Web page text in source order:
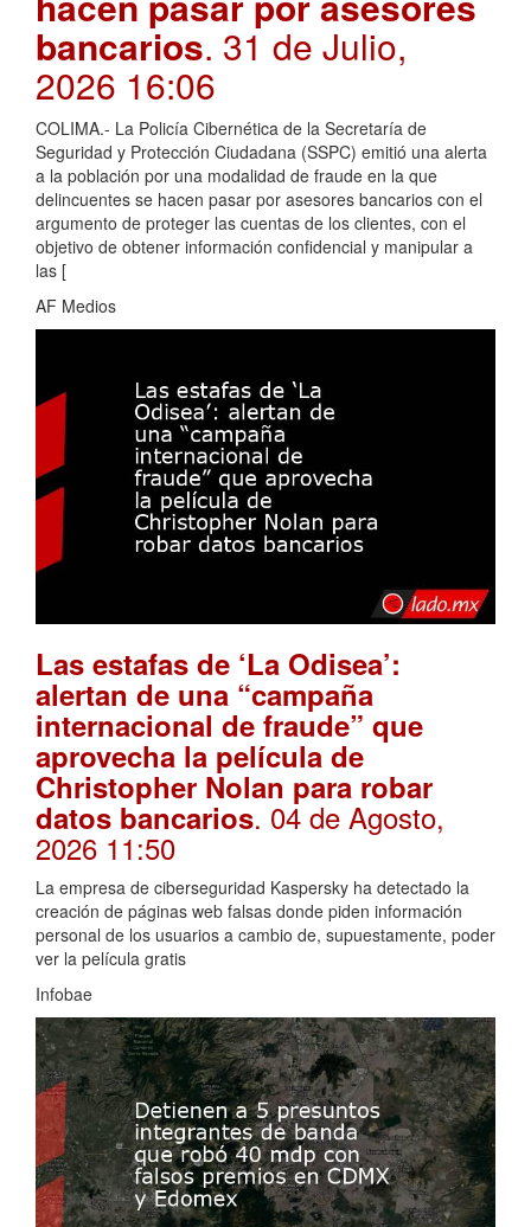
bancarios. 31 de Julio,
2026 16:06
COLIMA.- La Policía Cibernética de la Secretaría de
Seguridad y Protección Ciudadana (SSPC) emitió una alerta
a la población por una modalidad de fraude en la que
delincuentes se hacen pasar por asesores bancarios con el
argumento de proteger las cuentas de los clientes, con el
objetivo de obtener información confidencial y manipular a
las [
AF Medios
Las estafas de ‘La Odisea’:
alertan de una “campaña
internacional de fraude” que
aprovecha la película de
Christopher Nolan para robar
datos bancarios. 04 de Agosto,
2026 11:50
La empresa de ciberseguridad Kaspersky ha detectado la
creación de páginas web falsas donde piden información
personal de los usuarios a cambio de, supuestamente, poder
ver la película gratis
Infobae